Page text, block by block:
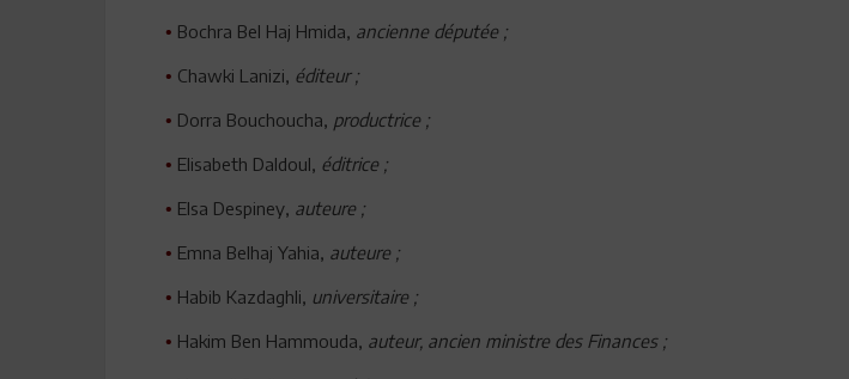
• Bochra Bel Haj Hmida, ancienne députée ;
• Chawki Lanizi, éditeur ;
• Dorra Bouchoucha, productrice ;
• Elisabeth Daldoul, éditrice ;
• Elsa Despiney, auteure ;
• Emna Belhaj Yahia, auteure ;
• Habib Kazdaghli, universitaire ;
• Hakim Ben Hammouda, auteur, ancien ministre des Finances ;